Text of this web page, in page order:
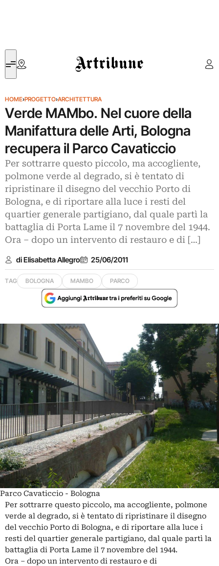
Artribune
HOME›PROGETTO›ARCHITETTURA
Verde MAMbo. Nel cuore della
Manifattura delle Arti, Bologna
recupera il Parco Cavaticcio
Per sottrarre questo piccolo, ma accogliente,
polmone verde al degrado, si è tentato di
ripristinare il disegno del vecchio Porto di
Bologna, e di riportare alla luce i resti del
quartier generale partigiano, dal quale partì la
battaglia di Porta Lame il 7 novembre del 1944.
Ora – dopo un intervento di restauro e di […]
di Elisabetta Allegro 25/06/2011
TAG BOLOGNA MAMBO PARCO
Parco Cavaticcio - Bologna
Per sottrarre questo piccolo, ma accogliente, polmone
verde al degrado, si è tentato di ripristinare il disegno
del vecchio Porto di Bologna, e di riportare alla luce i
resti del quartier generale partigiano, dal quale partì la
battaglia di Porta Lame il 7 novembre del 1944.
Ora – dopo un intervento di restauro e di